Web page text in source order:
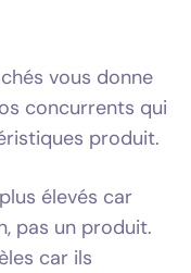
vous donne
concurrents qui
produit.
élevés car
pas un produit.
car ils